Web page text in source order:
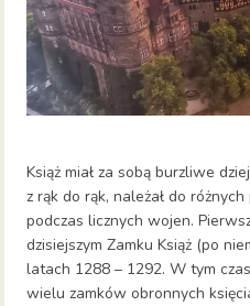
Książ miał za sobą burzliwe
z rąk do rąk, należał do
podczas licznych wojen.
dzisiejszym Zamku Książ (po
latach 1288 – 1292. W tym
wielu zamków obronnych